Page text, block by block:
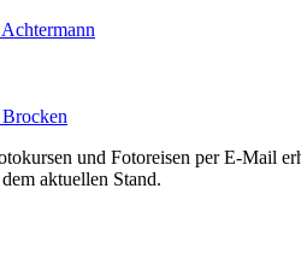
und Fotoreisen per E-Mail
aktuellen Stand.